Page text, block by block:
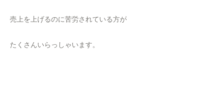
売上を上げるのに苦労されている方が
たくさんいらっしゃいます。